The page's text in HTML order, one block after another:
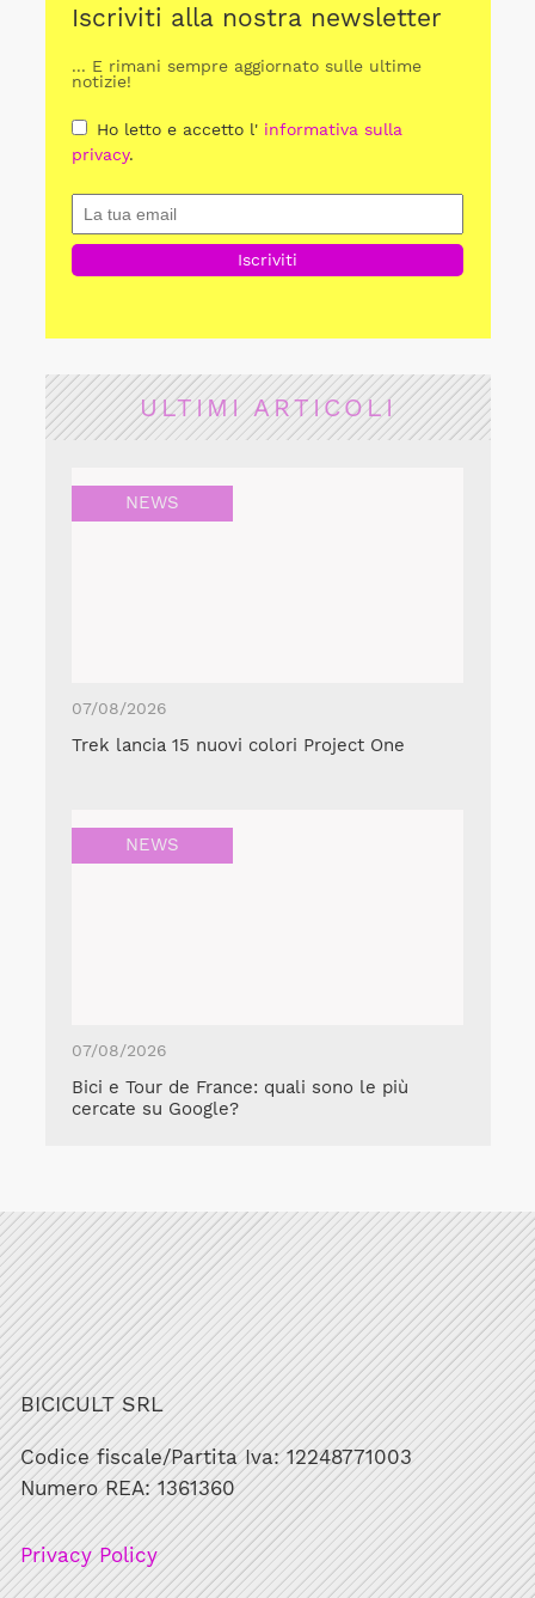
Iscriviti alla nostra newsletter
... E rimani sempre aggiornato sulle ultime
notizie!
Ho letto e accetto l' informativa sulla
privacy.
ULTIMI ARTICOLI
NEWS
07/08/2026
Trek lancia 15 nuovi colori Project One
NEWS
07/08/2026
Bici e Tour de France: quali sono le più
cercate su Google?
BICICULT SRL
Codice fiscale/Partita Iva: 12248771003
Numero REA: 1361360
Privacy Policy